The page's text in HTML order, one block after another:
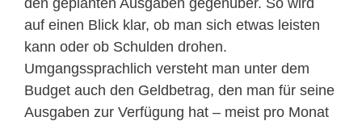
auf einen Blick klar, ob man sich etwas leisten
kann oder ob Schulden drohen.
Umgangssprachlich versteht man unter dem
Budget auch den Geldbetrag, den man für seine
Ausgaben zur Verfügung hat – meist pro Monat